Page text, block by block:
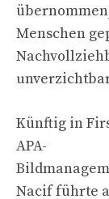
Menschen
Künftig in
APA-
Nacif führte